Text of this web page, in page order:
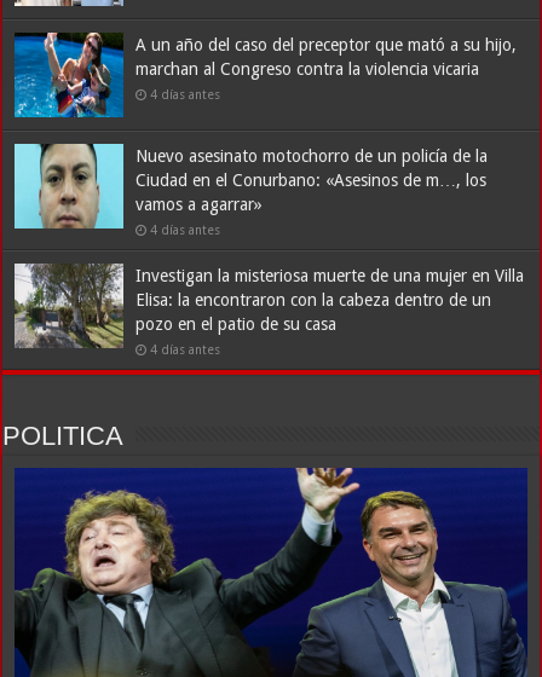
A un año del caso del preceptor que mató a su hijo,
marchan al Congreso contra la violencia vicaria
4 días antes
Nuevo asesinato motochorro de un policía de la
Ciudad en el Conurbano: «Asesinos de m…, los
vamos a agarrar»
4 días antes
Investigan la misteriosa muerte de una mujer en Villa
Elisa: la encontraron con la cabeza dentro de un
pozo en el patio de su casa
4 días antes
POLITICA